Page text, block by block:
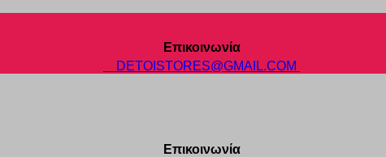
Επικοινωνία
DETOISTORES@GMAIL.COM
Επικοινωνία